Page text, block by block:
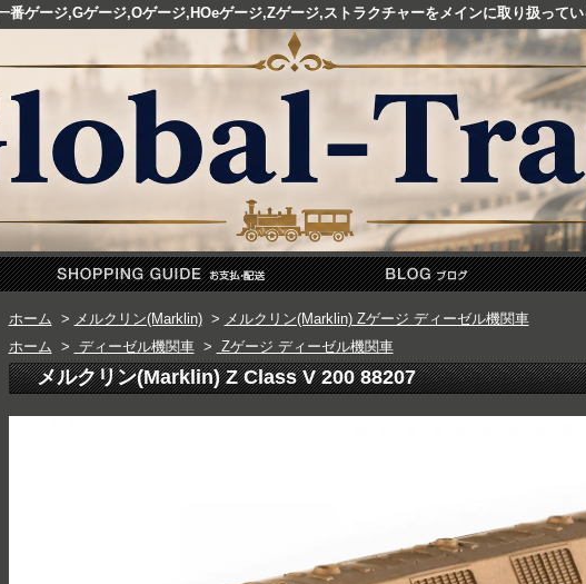
番ゲージ,Gゲージ,Oゲージ,HOeゲージ,Zゲージ,ストラクチャーをメインに取り扱って
ホーム > メルクリン(Marklin) > メルクリン(Marklin) Zゲージ ディーゼル機関車
ホーム > ディーゼル機関車> Zゲージ ディーゼル機関車
メルクリン(Marklin) Z Class V 200 88207